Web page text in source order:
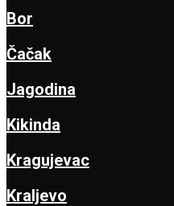
Bor
Čačak
Jagodina
Kikinda
Kragujevac
Kraljevo